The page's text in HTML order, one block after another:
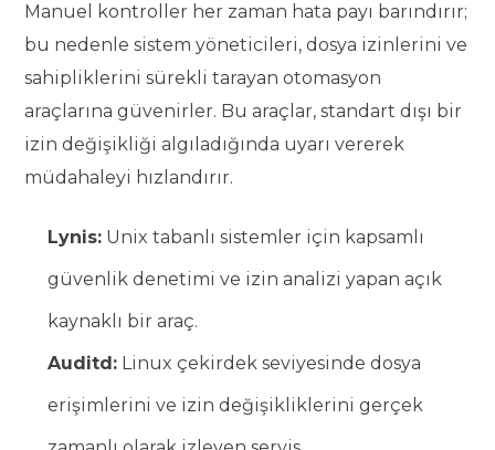
Manuel kontroller her zaman hata payı barındırır;
bu nedenle sistem yöneticileri, dosya izinlerini ve
sahipliklerini sürekli tarayan otomasyon
araçlarına güvenirler. Bu araçlar, standart dışı bir
izin değişikliği algıladığında uyarı vererek
müdahaleyi hızlandırır.
Lynis: Unix tabanlı sistemler için kapsamlı
güvenlik denetimi ve izin analizi yapan açık
kaynaklı bir araç.
Auditd: Linux çekirdek seviyesinde dosya
erişimlerini ve izin değişikliklerini gerçek